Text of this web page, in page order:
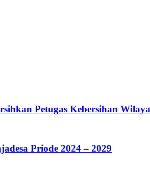
Petugas Kebersihan
Priode 2024 – 2029